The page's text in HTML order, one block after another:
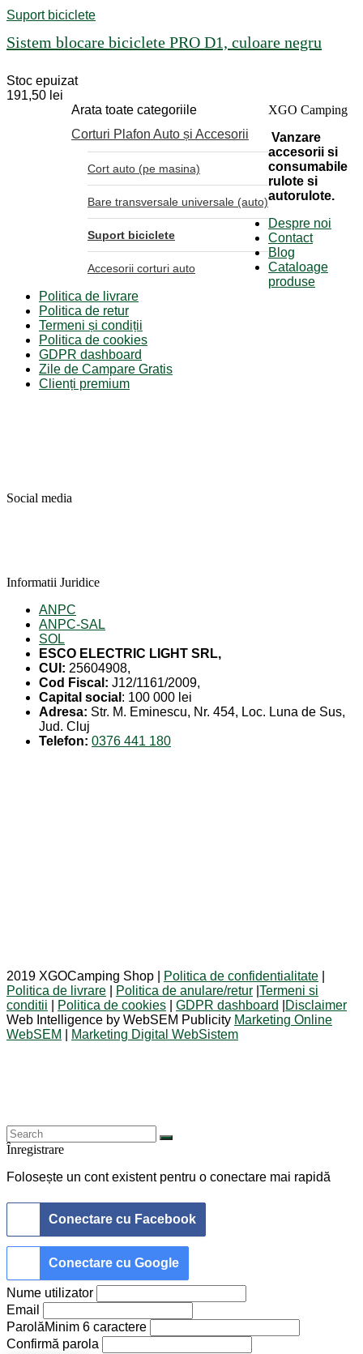
Suport biciclete
Sistem blocare biciclete PRO D1, culoare negru
Stoc epuizat
191,50 lei
Arata toate categoriile
Corturi Plafon Auto și Accesorii
Cort auto (pe masina)
Bare transversale universale (auto)
Suport biciclete
Accesorii corturi auto
XGO Camping
Vanzare
accesorii si
consumabile
rulote si
autorulote.
Despre noi
Contact
Blog
Cataloage
produse
Politica de livrare
Politica de retur
Termeni și condiții
Politica de cookies
GDPR dashboard
Zile de Campare Gratis
Clienți premium
Social media
Informatii Juridice
ANPC
ANPC-SAL
SOL
ESCO ELECTRIC LIGHT SRL,
CUI: 25604908,
Cod Fiscal: J12/1161/2009,
Capital social : 100 000 lei
Adresa: Str. M. Eminescu, Nr. 454, Loc. Luna de Sus,
Jud. Cluj
Telefon: 0376 441 180
2019 XGOCamping Shop | Politica de confidentialitate
Politica de livrare
Politica de anulare/retur Termeni si
conditii
Politica de cookies GDPR dashboard
Disclaimer
Web Intelligence by WebSEM Publicity Marketing Online
WebSEM
Marketing Digital WebSistem
Înregistrare
Folosește un cont existent pentru o conectare mai rapidă
Conectare cu Facebook
Conectare cu Google
Nume utilizator
Email
ParolăMinim 6 caractere
Confirmă parola